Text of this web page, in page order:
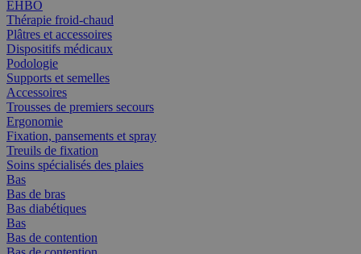
EHBO
Thérapie froid-chaud
Plâtres et accessoires
Dispositifs médicaux
Podologie
Supports et semelles
Accessoires
Trousses de premiers secours
Ergonomie
Fixation, pansements et spray
Treuils de fixation
Soins spécialisés des plaies
Bas
Bas de bras
Bas diabétiques
Bas
Bas de contention